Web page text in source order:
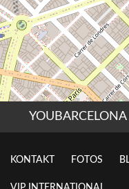
KONTAKT FOTOS